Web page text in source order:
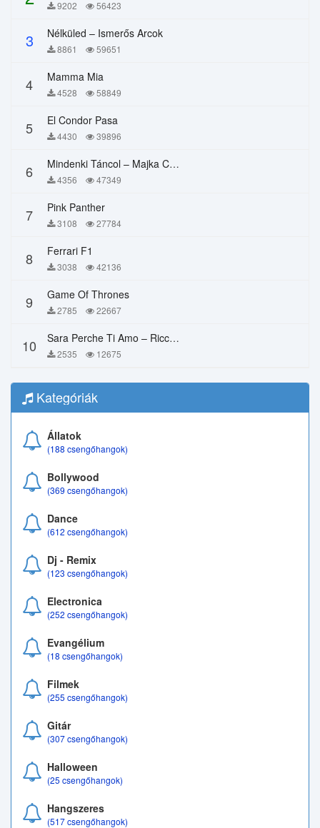
9202 56423
3 Nélküled – Ismerős Arcok
8861 59651
4 Mamma Mia
4528 58849
5 El Condor Pasa
4430 39896
6 Mindenki Táncol – Majka Curtis, Péter Majoros
4356 47349
7 Pink Panther
3108 27784
8 Ferrari F1
3038 42136
9 Game Of Thrones
2785 22667
10 Sara Perche Ti Amo – Ricchi E Poveri
2535 12675
Kategóriák
Állatok
(188 csengőhangok)
Bollywood
(369 csengőhangok)
Dance
(612 csengőhangok)
Dj - Remix
(123 csengőhangok)
Electronica
(252 csengőhangok)
Evangélium
(18 csengőhangok)
Filmek
(255 csengőhangok)
Gitár
(307 csengőhangok)
Halloween
(25 csengőhangok)
Hangszeres
(517 csengőhangok)